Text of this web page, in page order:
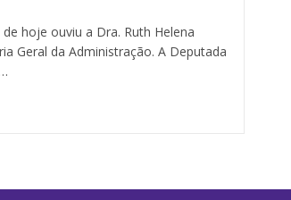
hoje ouviu a Dra. Ruth Helena
Geral da Administração. A Deputada